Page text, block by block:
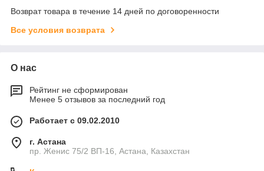
Возврат товара в течение 14 дней по договоренности
Все условия возврата
О нас
Рейтинг не сформирован
Менее 5 отзывов за последний год
Работает с 09.02.2010
г. Астана
пр. Женис 75/2 ВП-16, Астана, Казахстан